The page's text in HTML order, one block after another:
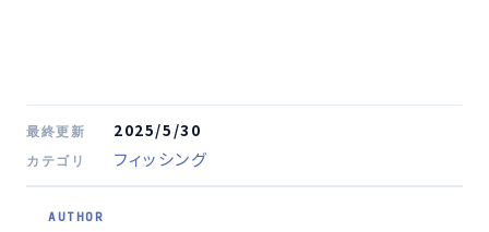
最終更新 2025/5/30
カテゴリ フィッシング